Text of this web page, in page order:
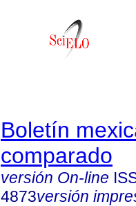
Boletín
comparado
versión On-line
4873versión